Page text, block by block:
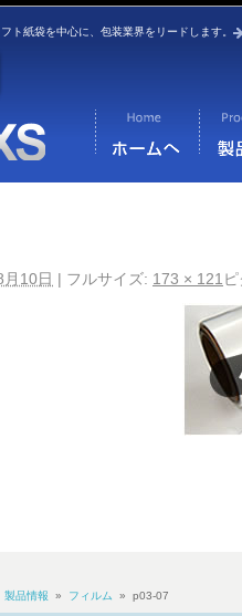
ト紙袋を中心に、包装業界をリードします。
10日 | フルサイズ: 173 × 121
製品情報 » フィルム » p03-07